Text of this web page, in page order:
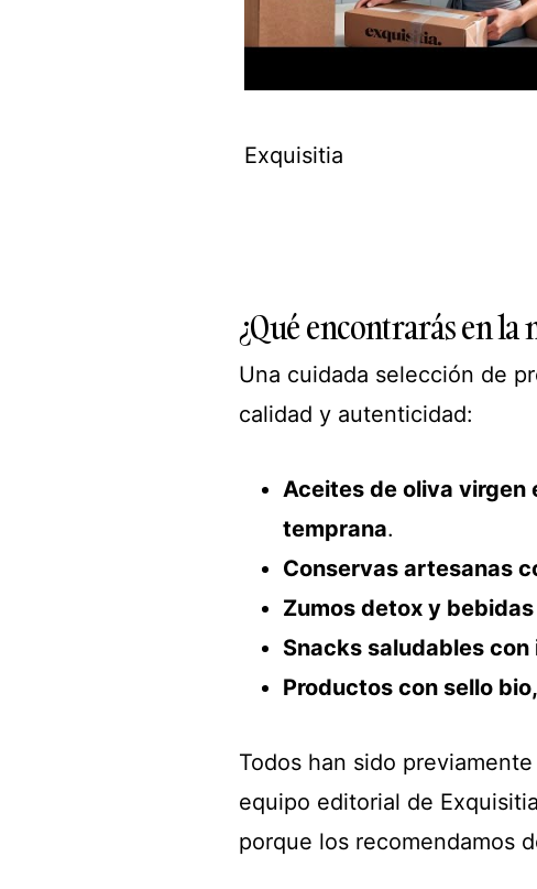
Exquisitia
¿Qué encontrarás en la
Una cuidada selección de
calidad y autenticidad:
Aceites de oliva virgen
temprana.
Conservas artesanas
Zumos detox y
Snacks saludables
Productos con sello
Todos han sido
equipo editorial de
porque los recomendamos